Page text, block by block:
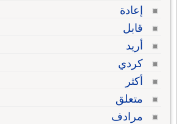
إعادة
قابل
أريد
كردي
أكثر
متعلق
مرادف